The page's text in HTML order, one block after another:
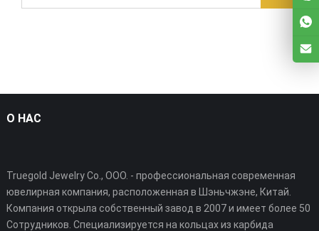
О НАС
Truegold Jewelry Co., ООО. - профессиональная современная
ювелирная компания, расположенная в Шэньчжэне, Китай.
Компания открыла собственный завод в 2007 и имеет более 50
Сотрудников. Специализируется на кольцах из карбида